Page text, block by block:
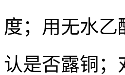
度；用无水
认是否露铜；